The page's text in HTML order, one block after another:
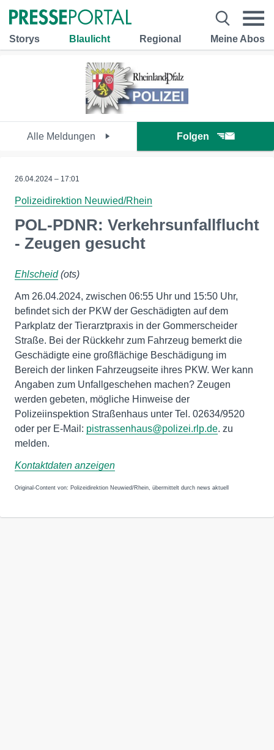
Storys Blaulicht Regional Meine Abos
Alle Meldungen Folgen
26.04.2024 – 17:01
Polizeidirektion Neuwied/Rhein
POL-PDNR: Verkehrsunfallflucht
- Zeugen gesucht
Ehlscheid(ots)
Am 26.04.2024, zwischen 06:55 Uhr und 15:50 Uhr,
befindet sich der PKW der Geschädigten auf dem
Parkplatz der Tierarztpraxis in der Gommerscheider
Straße. Bei der Rückkehr zum Fahrzeug bemerkt die
Geschädigte eine großflächige Beschädigung im
Bereich der linken Fahrzeugseite ihres PKW. Wer kann
Angaben zum Unfallgeschehen machen? Zeugen
werden gebeten, mögliche Hinweise der
Polizeiinspektion Straßenhaus unter Tel. 02634/9520
oder per E-Mail: pistrassenhaus@polizei.rlp.de. zu
melden.
Kontaktdaten anzeigen
Original-Content von: Polizeidirektion Neuwied/Rhein, übermittelt durch news aktuell